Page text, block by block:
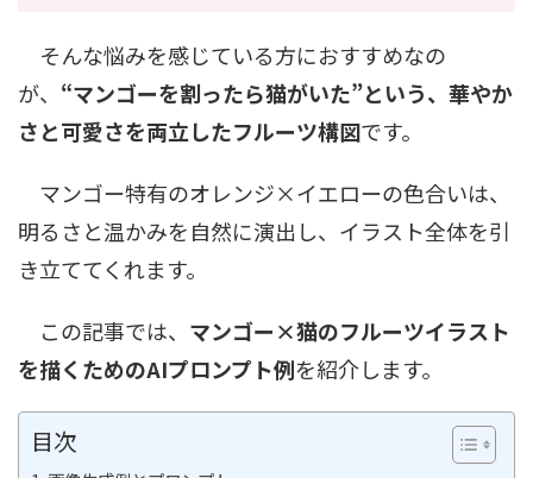
そんな悩みを感じている方におすすめなの
が、 “マンゴーを割ったら猫がいた”という、華やか
さと可愛さを両立したフルーツ構図です。
マンゴー特有のオレンジ×イエローの色合いは、
明るさと温かみを自然に演出し、イラスト全体を引
き立ててくれます。
この記事では、 マンゴー×猫のフルーツイラスト
を描くためのAIプロンプト例を紹介します。
目次